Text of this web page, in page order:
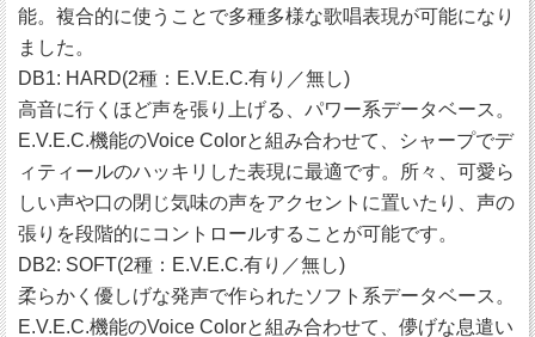
能。複合的に使うことで多種多様な歌唱表現が可能になり
ました。
DB1: HARD(2種：E.V.E.C.有り／無し)
高音に行くほど声を張り上げる、パワー系データベース。
E.V.E.C.機能のVoice Colorと組み合わせて、シャープでデ
ィティールのハッキリした表現に最適です。所々、可愛ら
しい声や口の閉じ気味の声をアクセントに置いたり、声の
張りを段階的にコントロールすることが可能です。
DB2: SOFT(2種：E.V.E.C.有り／無し)
柔らかく優しげな発声で作られたソフト系データベース。
E.V.E.C.機能のVoice Colorと組み合わせて、儚げな息遣い